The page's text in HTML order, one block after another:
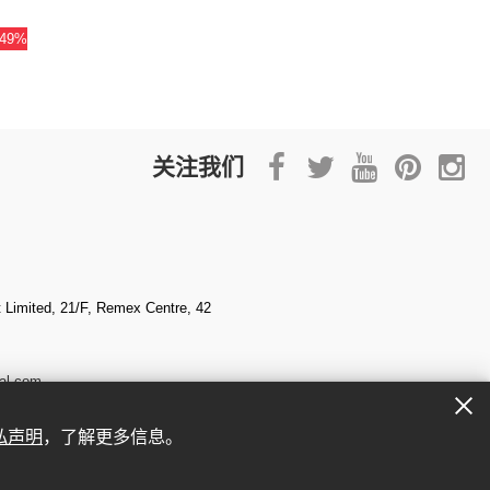
关注我们
21/F, Remex Centre, 42
声明 ，了解更多信息。